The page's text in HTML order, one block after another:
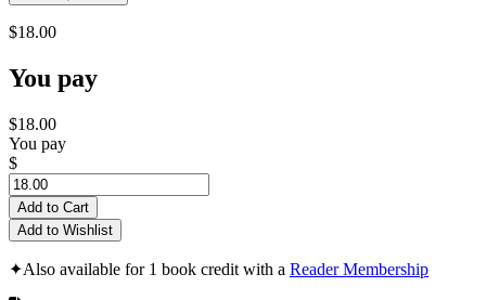
$18.00
You pay
$18.00
You pay
$
Add to Cart
Add to Wishlist
✦Also available for 1 book credit with a Reader Membership